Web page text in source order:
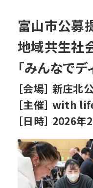
富山市公募
地域共生社
「みんなでデ
［会場］ 新庄北
［主催］ with
［日時］ 2026年